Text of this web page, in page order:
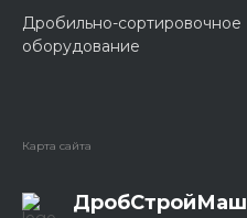
Дробильно-сортировочное
оборудование
Карта сайта
ДробСтройМаш